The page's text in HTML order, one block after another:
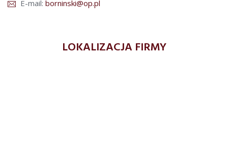
E-mail: borninski@op.pl
LOKALIZACJA FIRMY